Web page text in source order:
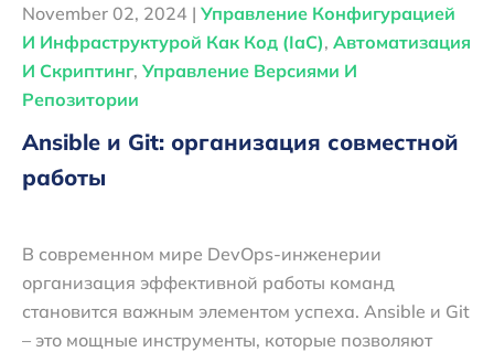
November 02, 2024 | Управление Конфигурацией
И Инфраструктурой Как Код (IaC), Автоматизация
И Скриптинг, Управление Версиями И
Репозитории
Ansible и Git: организация совместной
работы
В современном мире DevOps-инженерии
организация эффективной работы команд
становится важным элементом успеха. Ansible и Git
– это мощные инструменты, которые позволяют